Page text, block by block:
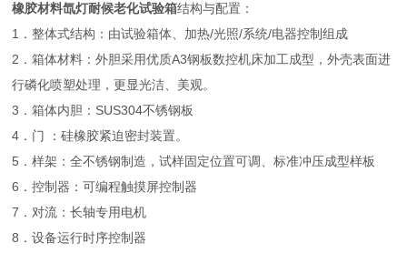
橡胶材料氙灯耐候老化试验箱结构与配置：
1．整体式结构：由试验箱体、加热/光照/系统/电器控制组成
2．箱体材料：外胆采用优质A3钢板数控机床加工成型，外壳表面进
行磷化喷塑处理，更显光洁、美观。
3．箱体内胆：SUS304不锈钢板
4．门 ：硅橡胶紧迫密封装置。
5．样架：全不锈钢制造，试样固定位置可调、标准冲压成型样板
6．控制器：可编程触摸屏控制器
7．对流：长轴专用电机
8．设备运行时序控制器